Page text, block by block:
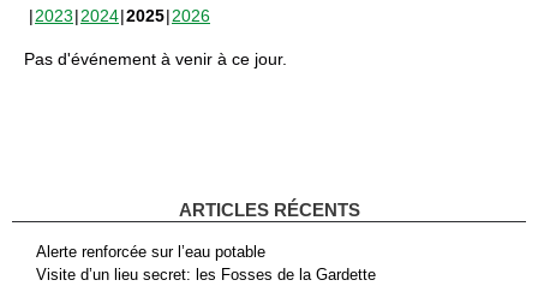
2023 2024 2025 2026
Pas d'événement à venir à ce jour.
ARTICLES RÉCENTS
Alerte renforcée sur l’eau potable
Visite d’un lieu secret: les Fosses de la Gardette